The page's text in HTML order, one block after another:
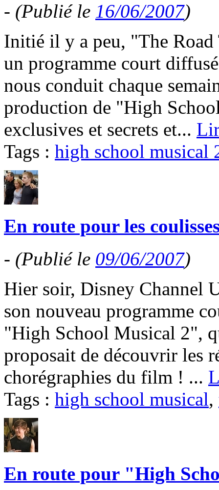
- (Publié le 16/06/2007)
Initié il y a peu, "The
un programme court
nous conduit chaque
production de "High
exclusives et secrets et...
Tags : high school musical
En route pour les
- (Publié le 09/06/2007)
Hier soir, Disney Channel
son nouveau programme
"High School Musical 2",
proposait de découvrir les
chorégraphies du film ! ...
Tags : high school musical,
En route pour "High